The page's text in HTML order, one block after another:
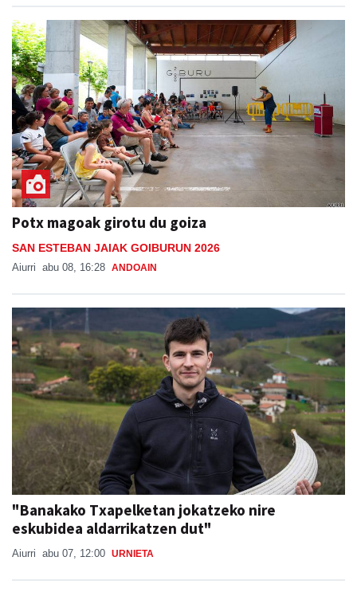
Potx magoak girotu du goiza
SAN ESTEBAN JAIAK GOIBURUN 2026
Aiurri abu 08, 16:28 ANDOAIN
"Banakako Txapelketan jokatzeko nire
eskubidea aldarrikatzen dut"
Aiurri abu 07, 12:00 URNIETA